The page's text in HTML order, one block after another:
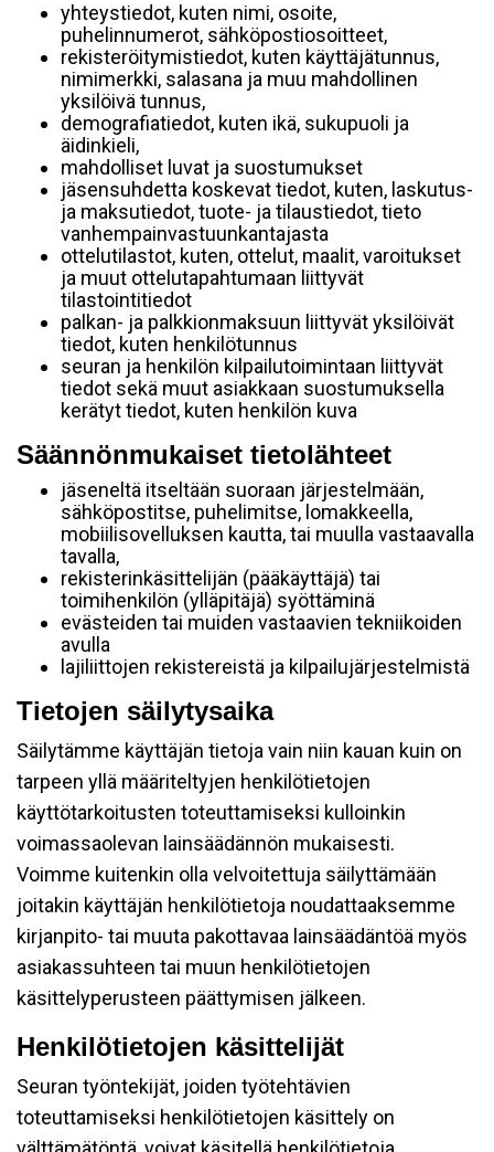
yhteystiedot, kuten nimi, osoite,
puhelinnumerot, sähköpostiosoitteet,
rekisteröitymistiedot, kuten käyttäjätunnus,
nimimerkki, salasana ja muu mahdollinen
yksilöivä tunnus,
demografiatiedot, kuten ikä, sukupuoli ja
äidinkieli,
mahdolliset luvat ja suostumukset
jäsensuhdetta koskevat tiedot, kuten, laskutus-
ja maksutiedot, tuote- ja tilaustiedot, tieto
vanhempainvastuunkantajasta
ottelutilastot, kuten, ottelut, maalit, varoitukset
ja muut ottelutapahtumaan liittyvät
tilastointitiedot
palkan- ja palkkionmaksuun liittyvät yksilöivät
tiedot, kuten henkilötunnus
seuran ja henkilön kilpailutoimintaan liittyvät
tiedot sekä muut asiakkaan suostumuksella
kerätyt tiedot, kuten henkilön kuva
Säännönmukaiset tietolähteet
jäseneltä itseltään suoraan järjestelmään,
sähköpostitse, puhelimitse, lomakkeella,
mobiilisovelluksen kautta, tai muulla vastaavalla
tavalla,
rekisterinkäsittelijän (pääkäyttäjä) tai
toimihenkilön (ylläpitäjä) syöttäminä
evästeiden tai muiden vastaavien tekniikoiden
avulla
lajiliittojen rekistereistä ja kilpailujärjestelmistä
Tietojen säilytysaika
Säilytämme käyttäjän tietoja vain niin kauan kuin on
tarpeen yllä määriteltyjen henkilötietojen
käyttötarkoitusten toteuttamiseksi kulloinkin
voimassaolevan lainsäädännön mukaisesti.
Voimme kuitenkin olla velvoitettuja säilyttämään
joitakin käyttäjän henkilötietoja noudattaaksemme
kirjanpito- tai muuta pakottavaa lainsäädäntöä myös
asiakassuhteen tai muun henkilötietojen
käsittelyperusteen päättymisen jälkeen.
Henkilötietojen käsittelijät
Seuran työntekijät, joiden työtehtävien
toteuttamiseksi henkilötietojen käsittely on